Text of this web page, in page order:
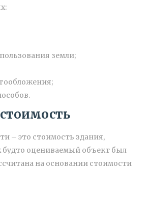
земли;
– это стоимость здания,
будто оцениваемый объект был
на основании стоимости